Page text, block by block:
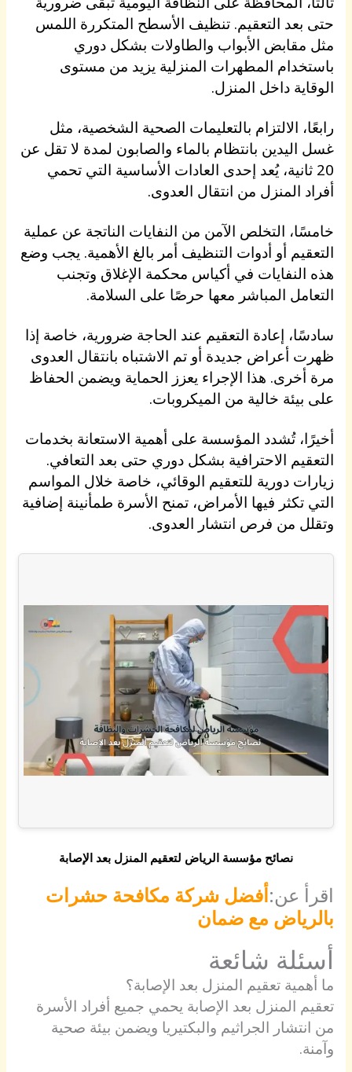
حتى بعد التعقيم. تنظيف الأسطح المتكررة اللمس
مثل مقابض الأبواب والطاولات بشكل دوري
باستخدام المطهرات المنزلية يزيد من مستوى
الوقاية داخل المنزل.
رابعًا، الالتزام بالتعليمات الصحية الشخصية، مثل
غسل اليدين بانتظام بالماء والصابون لمدة لا تقل عن
20 ثانية، يُعد إحدى العادات الأساسية التي تحمي
أفراد المنزل من انتقال العدوى.
خامسًا، التخلص الآمن من النفايات الناتجة عن عملية
التعقيم أو أدوات التنظيف أمر بالغ الأهمية. يجب وضع
هذه النفايات في أكياس محكمة الإغلاق وتجنب
التعامل المباشر معها حرصًا على السلامة.
سادسًا، إعادة التعقيم عند الحاجة ضرورية، خاصة إذا
ظهرت أعراض جديدة أو تم الاشتباه بانتقال العدوى
مرة أخرى. هذا الإجراء يعزز الحماية ويضمن الحفاظ
على بيئة خالية من الميكروبات.
أخيرًا، تُشدد المؤسسة على أهمية الاستعانة بخدمات
التعقيم الاحترافية بشكل دوري حتى بعد التعافي.
زيارات دورية للتعقيم الوقائي، خاصة خلال المواسم
التي تكثر فيها الأمراض، تمنح الأسرة طمأنينة إضافية
وتقلل من فرص انتشار العدوى.
نصائح مؤسسة الرياض لتعقيم المنزل بعد الإصابة
اقرأ عن:أفضل شركة مكافحة حشرات
بالرياض مع ضمان
أسئلة شائعة
ما أهمية تعقيم المنزل بعد الإصابة؟
تعقيم المنزل بعد الإصابة يحمي جميع أفراد الأسرة
من انتشار الجراثيم والبكتيريا ويضمن بيئة صحية
وآمنة.